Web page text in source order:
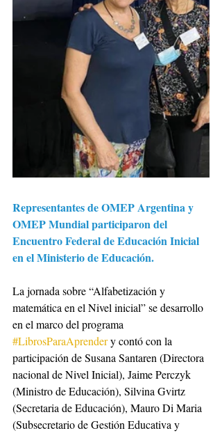
Representantes de OMEP Argentina y
OMEP Mundial participaron del
Encuentro Federal de Educación Inicial
en el Ministerio de Educación.
La jornada sobre “Alfabetización y
matemática en el Nivel inicial” se desarrollo
en el marco del programa
#LibrosParaAprender y contó con la
participación de Susana Santaren (Directora
nacional de Nivel Inicial), Jaime Perczyk
(Ministro de Educación), Silvina Gvirtz
(Secretaria de Educación), Mauro Di Maria
(Subsecretario de Gestión Educativa y